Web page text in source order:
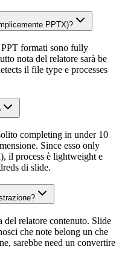
PPTX)?
formati sono fully
nota del relatore sarà be
il file type e processes
completing in under 10
Since esso only
il process è lightweight e
di slide.
del relatore contenuto. Slide
che note belong un che
sarebbe need un convertire